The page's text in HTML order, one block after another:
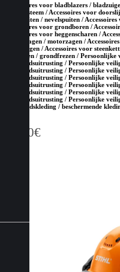
Accessoires voor bladblazers /
MultiSysteem / Accessoires voor
drukspuiten / nevelspuiten /
Accessoires voor grondboren /
Accessoires voor heggenscharen /
kettingzagen / motorzagen /
/ snoeizagen / Accessoires voor
tuinfrezen / grondfrezen /
veiligheidsuitrusting / Persoonlijke
veiligheidsuitrusting / Persoonlijke
veiligheidsuitrusting / Persoonlijke
veiligheidsuitrusting / Persoonlijke
veiligheidsuitrusting / Persoonlijke
veiligheidsuitrusting / Persoonlijke
Veiligheidskleding / beschermende
28,10€